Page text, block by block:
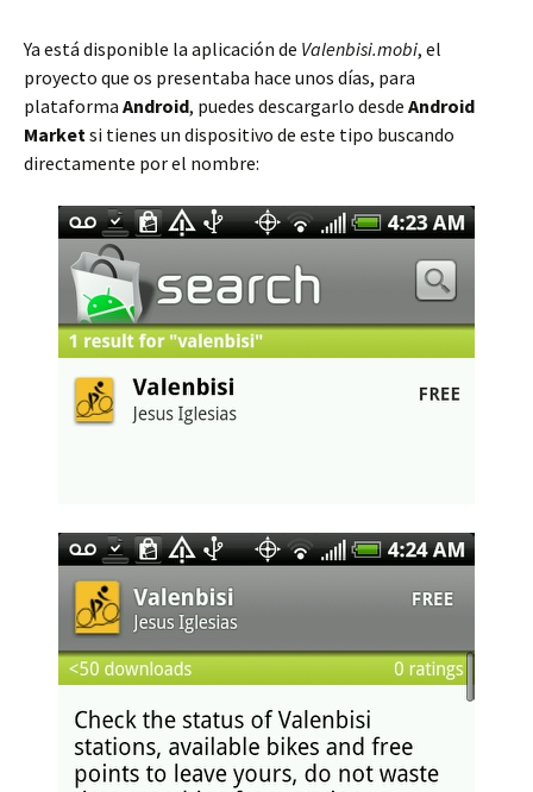
Ya está disponible la aplicación de Valenbisi.mobi, el
proyecto que os presentaba hace unos días, para
plataforma Android, puedes descargarlo desde Android
Marketsi tienes un dispositivo de este tipo buscando
directamente por el nombre: